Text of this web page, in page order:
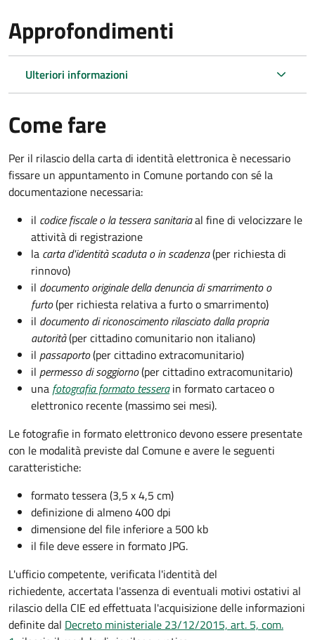
Approfondimenti
Ulteriori informazioni
Come fare
Per il rilascio della carta di identità elettronica è necessario
fissare un appuntamento in Comune portando con sé la
documentazione necessaria:
il codice fiscale o la tessera sanitariaal fine di velocizzare le
attività di registrazione
la carta d'identità scaduta o in scadenza(per richiesta di
rinnovo)
il documento originale della denuncia di smarrimento o
furto(per richiesta relativa a furto o smarrimento)
il documento di riconoscimento rilasciato dalla propria
autorità(per cittadino comunitario non italiano)
il passaporto(per cittadino extracomunitario)
il permesso di soggiorno(per cittadino extracomunitario)
una fotografia formato tessera in formato cartaceo o
elettronico recente (massimo sei mesi).
Le fotografie in formato elettronico devono essere presentate
con le modalità previste dal Comune e avere le seguenti
caratteristiche:
formato tessera (3,5 x 4,5 cm)
definizione di almeno 400 dpi
dimensione del file inferiore a 500 kb
il file deve essere in formato JPG.
L'ufficio competente, verificata l'identità del
richiedente, accertata l'assenza di eventuali motivi ostativi al
rilascio della CIE ed effettuata l'acquisizione delle informazioni
definite dal Decreto ministeriale 23/12/2015, art. 5, com.